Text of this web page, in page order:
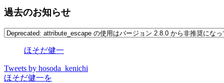
過去のお知らせ
ほそだ健一
Tweets by hosoda_kenichi
ほそだ健一を